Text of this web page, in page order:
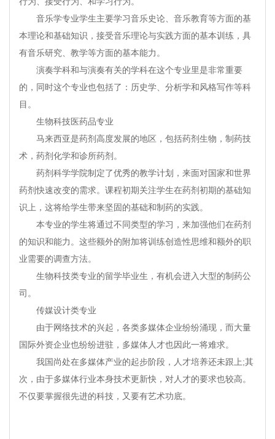
音乐学专业学生主要学习音乐史论、音乐教育等方面的基
本理论和基础知识，接受音乐理论与实践方面的基本训练，具
有音乐研究、教学等方面的基本能力。
演奏学科和与演奏有关的学科在这个专业里是非常重要
的，同时这个专业也包括了：历史学、分析学和风格写作等科
目。
生物科技医药品专业
马来西亚是药剂高度发展的地区，包括药剂生物，制药技
术，药剂化学和诊所药剂。
药剂科学学院制定了优秀的教学计划，来面对国家和世界
药剂快速改变的需求。课程初期关注学生在药剂初期的基础知
识上，这将给学生带来坚固的基础和制药的实践。
本专业的学生将通过不同类型的学习，来加强他们在药剂
的知识和能力。这些额外的附加将训练创造性思维和额外的职
业需要的调查方法。
生物科技类专业的留学毕业生，有机会进入大型的制药公
司。
传媒设计类专业
由于网络技术的兴起，各类多媒体企业纷纷涌现，而大量
国际外资企业也纷纷进驻，多媒体人才也因此一将难求。
我国尚处在多媒体产业的起步阶段，人才培养还未跟上;其
次，由于多媒体行业本身技术更新快，对人才的要求也较高。
不仅要掌握很先进的科技，又要有艺术功底。